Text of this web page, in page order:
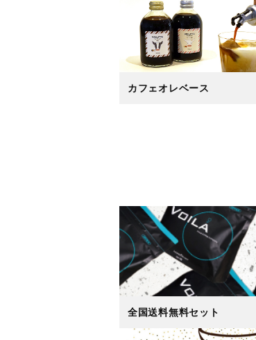
カフェオレベース
全国送料無料セット